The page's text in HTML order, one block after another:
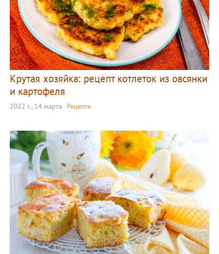
Крутая хозяйка: рецепт котлеток из овсянки
и картофеля
2022 г., 14 марта Рецепти